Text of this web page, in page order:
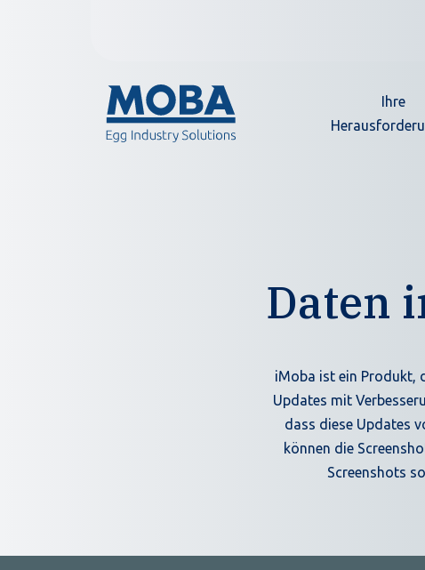
Ihre
Daten
iMoba ist ein Produkt,
Updates mit
dass diese Updates
können die
Screenshots